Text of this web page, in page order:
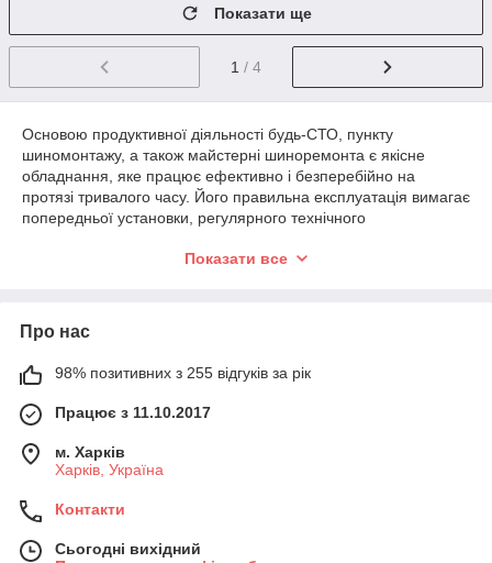
Показати ще
1 / 4
Основою продуктивної діяльності будь-СТО, пункту
шиномонтажу, а також майстерні шиноремонта є якісне
обладнання, яке працює ефективно і безперебійно на
протязі тривалого часу. Його правильна експлуатація вимагає
попередньої установки, регулярного технічного
та інструменти, наша компанія надає повний спектр послуг
допомогою якого можна проводити автомобільний ремонт
фахівці допоможуть розібратися у всьому різноманітті
цього сегмента ринку дозволяє задовольнити нагальні
тільки продаж, але і установка, наладка та технічне
супроводження приладів, які призначені для шиномонтажу та
шиноремонта.
Різновиди інструменту для ремонту і
монтажу шин
Показати все
Про нас
98% позитивних з 255 відгуків за рік
Працює з 11.10.2017
м. Харків
Харків, Україна
Контакти
Сьогодні вихідний